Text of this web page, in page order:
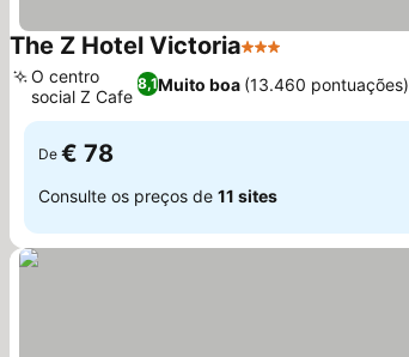
The Z Hotel Victoria3 Estrelas
8,1Muito boa (13.460 pontuações)
O centro
social Z Cafe
De € 78
Consulte os preços de 11 sites